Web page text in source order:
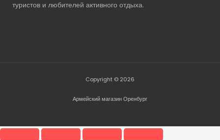
туристов и любителей активного отдыха.
Copyright © 2026
Армейский магазин Оренбург